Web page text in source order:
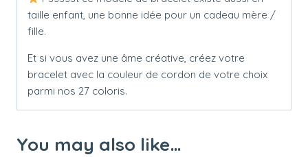
taille enfant, une bonne idée pour un cadeau mère /
fille.
Et si vous avez une âme créative, créez votre
bracelet avec la couleur de cordon de votre choix
parmi nos 27 coloris.
You may also like…